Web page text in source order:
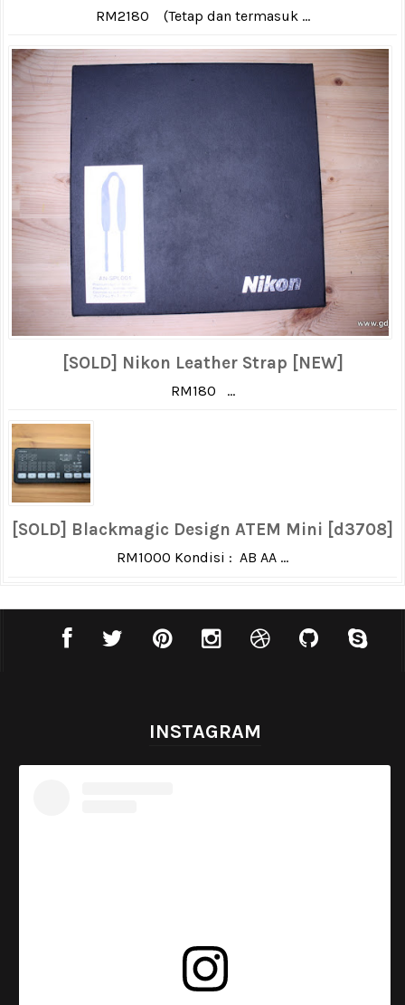
RM2180 (Tetap dan termasuk ...
[SOLD] Nikon Leather Strap [NEW]
RM180 ...
[SOLD] Blackmagic Design ATEM Mini [d3708]
RM1000 Kondisi : AB AA ...
INSTAGRAM